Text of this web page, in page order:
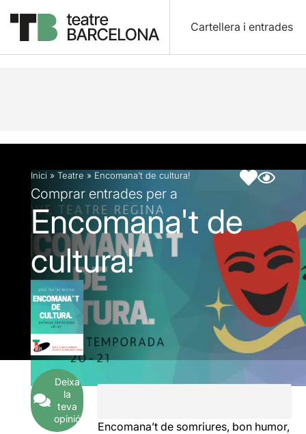
Cartellera i entrades
Descripció Fitxa artística
Inici » Teatre » Encomana’t de cultura!
Comprar entrades per a
Encomana't de
cultura!
Deixa
la
teva
opinió
Encomana’t de somriures, bon humor,